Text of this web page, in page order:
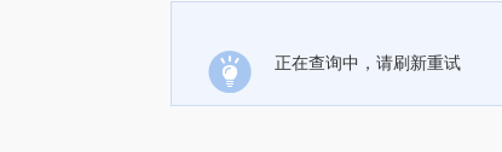
正在查询中，请刷新重试